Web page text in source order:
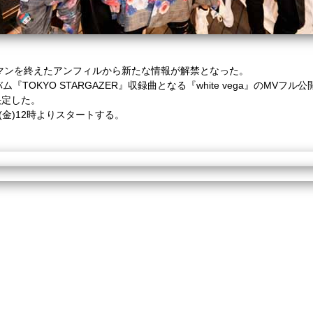
を終えたアンフィルから新たな情報が解禁となった。
『TOKYO STARGAZER』収録曲となる『white vega』のMVフル公
した。
)12時よりスタートする。